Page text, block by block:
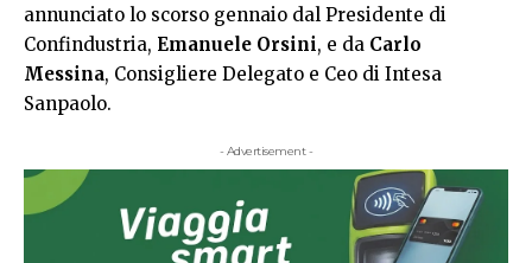
annunciato lo scorso gennaio dal Presidente di
Confindustria, Emanuele Orsini, e da Carlo
Messina, Consigliere Delegato e Ceo di Intesa
Sanpaolo.
- Advertisement -